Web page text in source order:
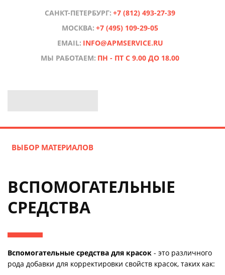
САНКТ-ПЕТЕРБУРГ: +7 (812) 493-27-39
МОСКВА: +7 (495) 109-29-05
EMAIL: INFO@APMSERVICE.RU
МЫ РАБОТАЕМ: ПН - ПТ С 9.00 ДО 18.00
ВЫБОР МАТЕРИАЛОВ
ВСПОМОГАТЕЛЬНЫЕ
СРЕДСТВА
Вспомогательные средства для красок - это различного
рода добавки для корректировки свойств красок, таких как: